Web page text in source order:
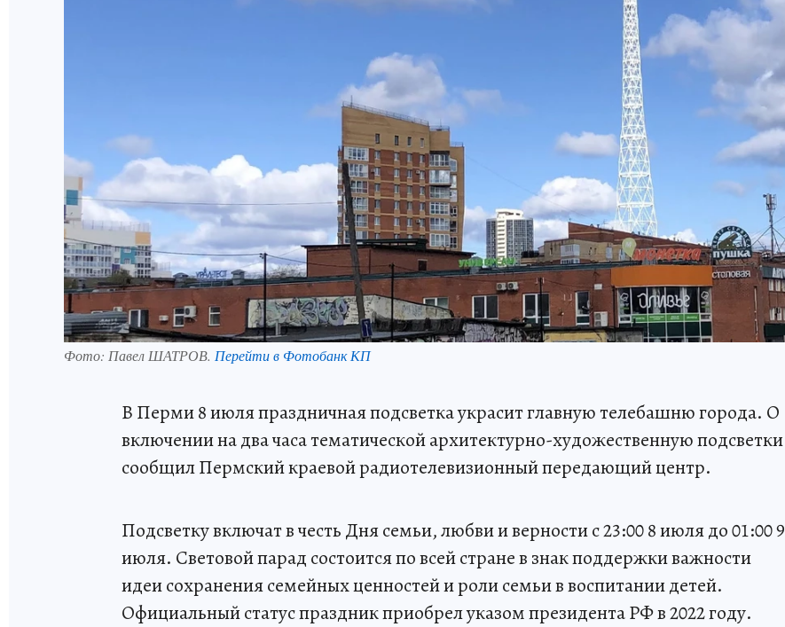
Фото: Павел ШАТРОВ. Перейти в Фотобанк КП
В Перми 8 июля праздничная подсветка украсит главную телебашню города. О
включении на два часа тематической архитектурно-художественную подсветки
сообщил Пермский краевой радиотелевизионный передающий центр.
Подсветку включат в честь Дня семьи, любви и верности с 23:00 8 июля до 01:00 9
июля. Световой парад состоится по всей стране в знак поддержки важности
идеи сохранения семейных ценностей и роли семьи в воспитании детей.
Официальный статус праздник приобрел указом президента РФ в 2022 году.